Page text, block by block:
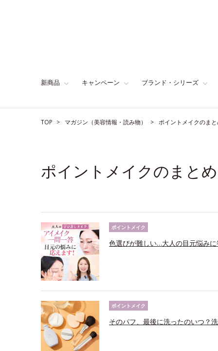
新商品 キャンペーン ブランド・シリーズ
TOP マガジン（美容情報・読み物） ポイントメイクのま
ポイントメイクのまとめ
ポイントメイク
色選びが難しい…大人の目元悩み
ポイントメイク
そのパフ、最後に洗ったのいつ？